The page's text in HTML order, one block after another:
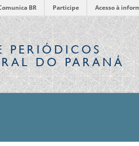
BR Participe Acesso à
PERIÓDICOS
DO PARANÁ